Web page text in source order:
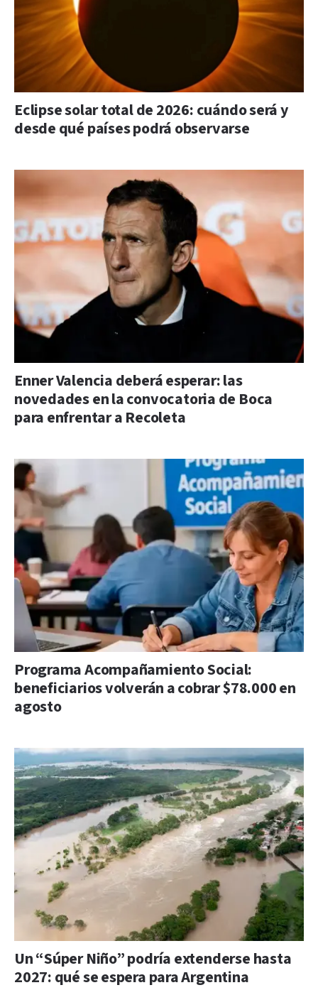
Eclipse solar total de 2026: cuándo será y
desde qué países podrá observarse
Enner Valencia deberá esperar: las
novedades en la convocatoria de Boca
para enfrentar a Recoleta
Programa Acompañamiento Social:
beneficiarios volverán a cobrar $78.000 en
agosto
Un “Súper Niño” podría extenderse hasta
2027: qué se espera para Argentina